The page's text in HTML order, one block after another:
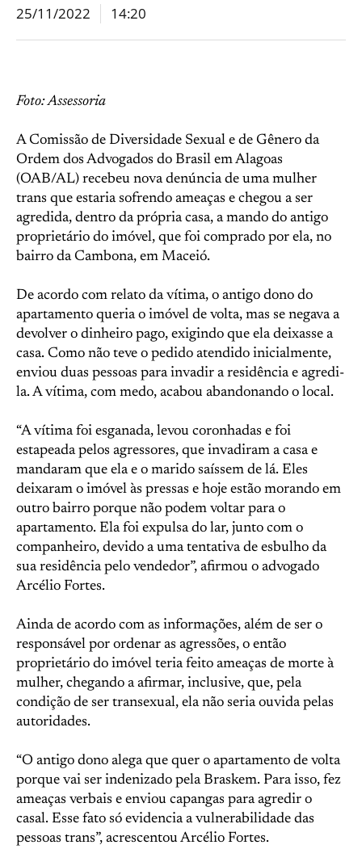
25/11/2022
14:20
Foto: Assessoria
A Comissão de Diversidade Sexual e de Gênero da
Ordem dos Advogados do Brasil em Alagoas
(OAB/AL) recebeu nova denúncia de uma mulher
trans que estaria sofrendo ameaças e chegou a ser
agredida, dentro da própria casa, a mando do antigo
proprietário do imóvel, que foi comprado por ela, no
bairro da Cambona, em Maceió.
De acordo com relato da vítima, o antigo dono do
apartamento queria o imóvel de volta, mas se negava a
devolver o dinheiro pago, exigindo que ela deixasse a
casa. Como não teve o pedido atendido inicialmente,
enviou duas pessoas para invadir a residência e agredi-
la. A vítima, com medo, acabou abandonando o local.
“A vítima foi esganada, levou coronhadas e foi
estapeada pelos agressores, que invadiram a casa e
mandaram que ela e o marido saíssem de lá. Eles
deixaram o imóvel às pressas e hoje estão morando em
outro bairro porque não podem voltar para o
apartamento. Ela foi expulsa do lar, junto com o
companheiro, devido a uma tentativa de esbulho da
sua residência pelo vendedor”, afirmou o advogado
Arcélio Fortes.
Ainda de acordo com as informações, além de ser o
responsável por ordenar as agressões, o então
proprietário do imóvel teria feito ameaças de morte à
mulher, chegando a afirmar, inclusive, que, pela
condição de ser transexual, ela não seria ouvida pelas
autoridades.
“O antigo dono alega que quer o apartamento de volta
porque vai ser indenizado pela Braskem. Para isso, fez
ameaças verbais e enviou capangas para agredir o
casal. Esse fato só evidencia a vulnerabilidade das
pessoas trans”, acrescentou Arcélio Fortes.